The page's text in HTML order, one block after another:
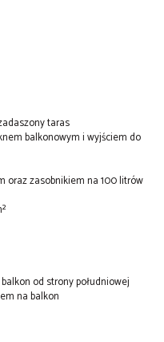
taras
balkonowym i wyjściem do
oraz zasobnikiem na 100 litrów
balkon od strony południowej
na balkon